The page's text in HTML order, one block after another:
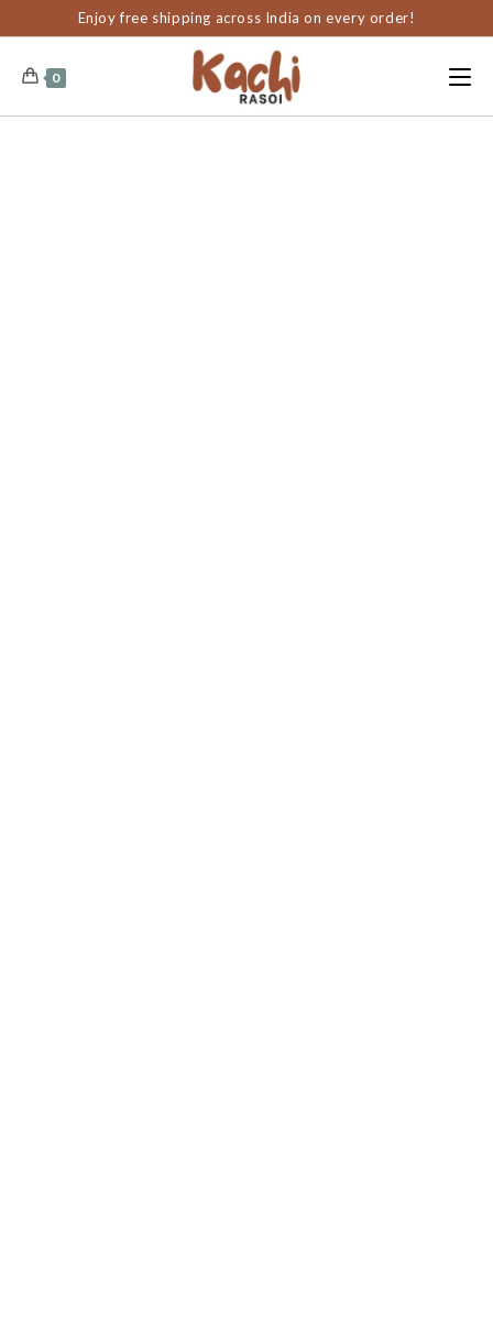
Enjoy free shipping across India on every order!
0